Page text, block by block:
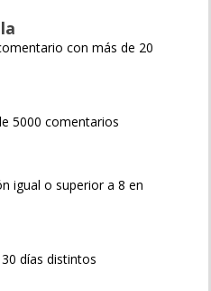
con más de 20
5000 comentarios
igual o superior a 8 en
días distintos